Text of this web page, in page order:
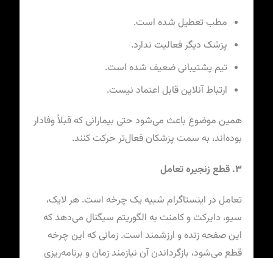
مطب تعطیل شده است.
پزشک دیگر فعالیت ندارد.
تیم پشتیبانی ضعیف شده است.
ارتباط آنلاین قابل اعتماد نیست.
همین موضوع باعث می‌شود حتی بیمارانی که قبلاً وفادار
بوده‌اند، به سمت پزشکان فعال‌تر حرکت کنند.
۳. قطع زنجیره تعامل
تعامل در اینستاگرام شبیه یک چرخه است. هر لایک،
سیو، دایرکت و کامنت به الگوریتم سیگنال می‌دهد که
این صفحه زنده و ارزشمند است. زمانی که این چرخه
قطع می‌شود، بازگرداندن آن نیازمند زمان و برنامه‌ریزی